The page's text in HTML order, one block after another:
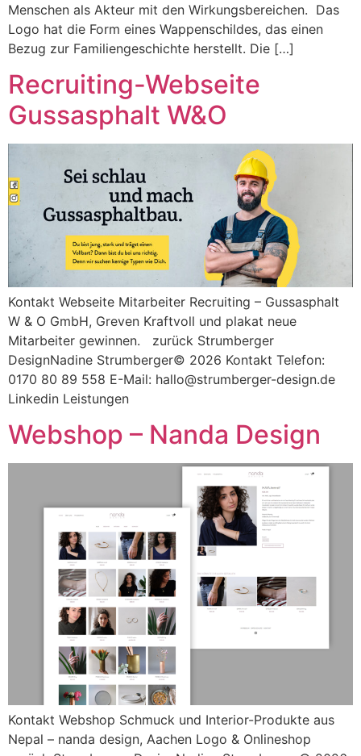
Menschen als Akteur mit den Wirkungsbereichen. Das
Logo hat die Form eines Wappenschildes, das einen
Bezug zur Familiengeschichte herstellt. Die […]
Recruiting-Webseite
Gussasphalt W&O
Kontakt Webseite Mitarbeiter Recruiting – Gussasphalt
W & O GmbH, Greven Kraftvoll und plakat neue
Mitarbeiter gewinnen. zurück Strumberger
DesignNadine Strumberger© 2026 Kontakt Telefon:
0170 80 89 558 E-Mail: hallo@strumberger-design.de
Linkedin Leistungen
Webshop – Nanda Design
Kontakt Webshop Schmuck und Interior-Produkte aus
Nepal – nanda design, Aachen Logo & Onlineshop